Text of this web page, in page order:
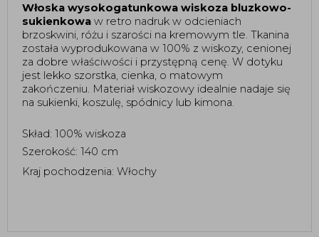
Włoska wysokogatunkowa wiskoza bluzkowo-
sukienkowa w retro nadruk w odcieniach
brzoskwini, różu i szarości na kremowym tle. Tkanina
została wyprodukowana w 100% z wiskozy, cenionej
za dobre właściwości i przystępną cenę. W dotyku
jest lekko szorstka, cienka, o matowym
zakończeniu. Materiał wiskozowy idealnie nadaje się
na sukienki, koszulę, spódnicy lub kimona.
Skład: 100% wiskoza
Szerokość: 140 cm
Kraj pochodzenia: Włochy